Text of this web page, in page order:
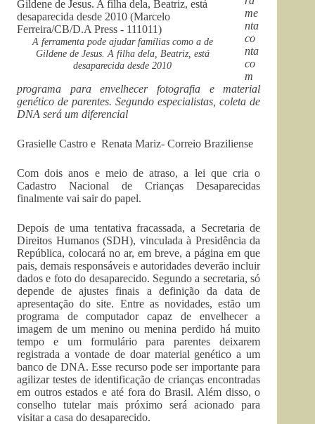
A ferramenta pode ajudar famílias como a de
Gildene de Jesus. A filha dela, Beatriz, está
desaparecida desde 2010
me
nta
co
nta
co
m
programa para envelhecer fotografia e material
genético de parentes. Segundo especialistas, coleta de
DNA será um diferencial
Grasielle Castro e Renata Mariz- Correio Braziliense
Com dois anos e meio de atraso, a lei que cria o
Cadastro Nacional de Crianças Desaparecidas
finalmente vai sair do papel.
Depois de uma tentativa fracassada, a Secretaria de
Direitos Humanos (SDH), vinculada à Presidência da
República, colocará no ar, em breve, a página em que
pais, demais responsáveis e autoridades deverão incluir
dados e foto do desaparecido. Segundo a secretaria, só
depende de ajustes finais a definição da data de
apresentação do site. Entre as novidades, estão um
programa de computador capaz de envelhecer a
imagem de um menino ou menina perdido há muito
tempo e um formulário para parentes deixarem
registrada a vontade de doar material genético a um
banco de DNA. Esse recurso pode ser importante para
agilizar testes de identificação de crianças encontradas
em outros estados e até fora do Brasil. Além disso, o
conselho tutelar mais próximo será acionado para
visitar a casa do desaparecido.